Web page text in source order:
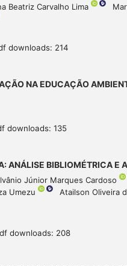
Beatriz Carvalho Lima
downloads: 214
NA EDUCAÇÃO
downloads: 135
ANÁLISE BIBLIOMÉTRICA E
Júnior Marques Cardoso
Umezu Atailson Oliveira
downloads: 208